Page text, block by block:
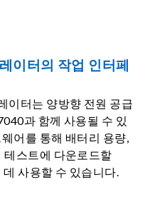
이터의 작업 인터페
이터는 양방향 전원 공급
과 함께 사용될 수 있
어를 통해 배터리 용량,
테스트에 다운로드할
사용할 수 있습니다.